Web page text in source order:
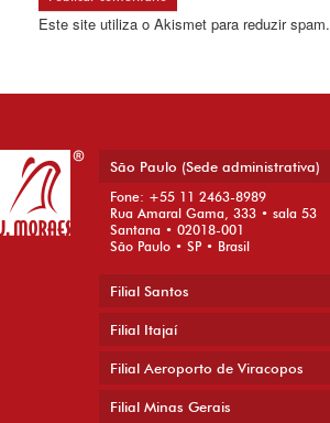
Este site utiliza o Akismet para reduzir spam.
São Paulo (Sede administrativa)
Fone: +55 11 2463-8989
Rua Amaral Gama, 333 • sala 53
Santana • 02018-001
São Paulo • SP • Brasil
Filial Santos
Filial Itajaí
Filial Aeroporto de Viracopos
Filial Minas Gerais